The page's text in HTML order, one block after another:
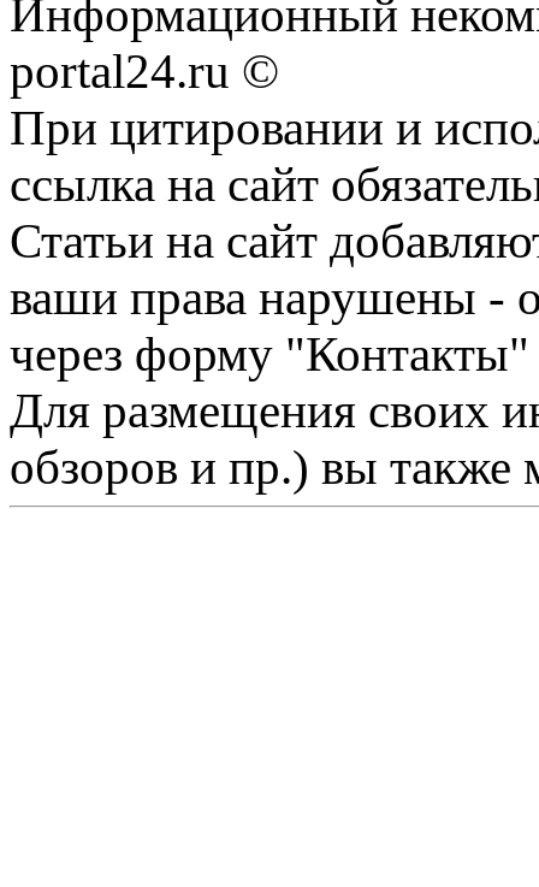
Информационный
portal24.ru ©
При цитировании и
ссылка на сайт
Статьи на сайт
ваши права нарушены -
через форму "Контакты"
Для размещения своих
обзоров и пр.) вы также